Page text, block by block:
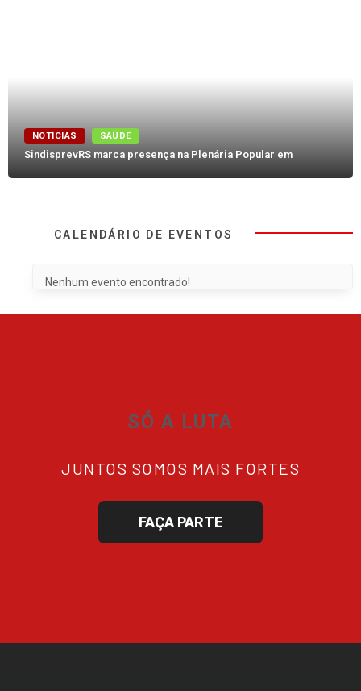
NOTÍCIAS SAÚDE
SindisprevRS marca presença na Plenária Popular em
CALENDÁRIO DE EVENTOS
Nenhum evento encontrado!
SÓ A LUTA
JUNTOS SOMOS MAIS FORTES
FAÇA PARTE